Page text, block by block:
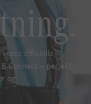
officielle,
Connect – perfekt
og